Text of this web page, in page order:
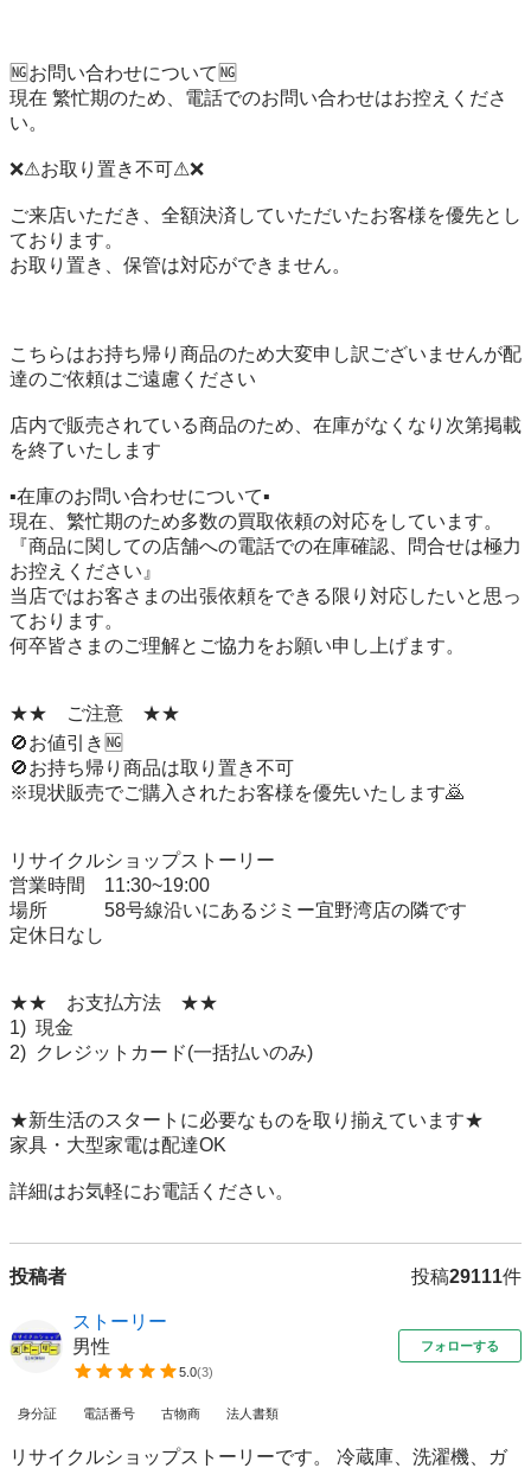
🆖お問い合わせについて🆖
現在 繁忙期のため、電話でのお問い合わせはお控えくださ
い。
❌⚠お取り置き不可⚠❌
ご来店いただき、全額決済していただいたお客様を優先とし
ております。
お取り置き、保管は対応ができません。
こちらはお持ち帰り商品のため大変申し訳ございませんが配
達のご依頼はご遠慮ください
店内で販売されている商品のため、在庫がなくなり次第掲載
を終了いたします
▪️在庫のお問い合わせについて▪️
現在、繁忙期のため多数の買取依頼の対応をしています。
『商品に関しての店舗への電話での在庫確認、問合せは極力
お控えください』
当店ではお客さまの出張依頼をできる限り対応したいと思っ
ております。
何卒皆さまのご理解とご協力をお願い申し上げます。
★★　ご注意　★★
🚫お値引き🆖
🚫お持ち帰り商品は取り置き不可
※現状販売でご購入されたお客様を優先いたします🙇
リサイクルショップストーリー
営業時間　11:30~19:00
場所　　　58号線沿いにあるジミー宜野湾店の隣です
定休日なし
★★　お支払方法　★★
1)  現金
2)  クレジットカード(一括払いのみ)
★新生活のスタートに必要なものを取り揃えています★
家具・大型家電は配達OK
詳細はお気軽にお電話ください。
投稿者 投稿29111件
ストーリー
男性
5.0(3)
フォローする
身分証 電話番号 古物商 法人書類
リサイクルショップストーリーです。 冷蔵庫、洗濯機、ガ